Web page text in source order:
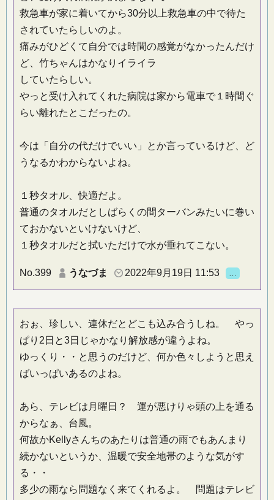
救急車が家に着いてから30分以上救急車の中で待た
されていたらしいのよ。
痛みがひどくて自分では時間の感覚がなかったんだけ
ど、竹ちゃんはかなりイライラ
していたらしい。
やっと受け入れてくれた病院は家から電車で１時間ぐ
らい離れたとこだったの。
今は「自分の代だけでいい」とか言っているけど、ど
うなるかわからないよね。
１秒タオル、快適だよ。
普通のタオルだとしばらくの間ターバンみたいに巻い
ておかないといけないけど、
１秒タオルだと拭いただけで水が垂れてこない。
No.399 うなづま 2022年9月19日 11:53
おぉ、珍しい、連休だとどこも込み合うしね。 やっ
ぱり2日と3日じゃかなり解放感が違うよね。
ゆっくり・・と思うのだけど、何か色々しようと思え
ばいっぱいあるのよね。
あら、テレビは月曜日？ 運が悪けりゃ頭の上を通る
からなぁ、台風。
何故かKellyさんちのあたりは普通の雨でもあんまり
続かないというか、温暖で安全地帯のような気がす
る・・
多少の雨なら問題なく来てくれるよ。 問題はテレビ